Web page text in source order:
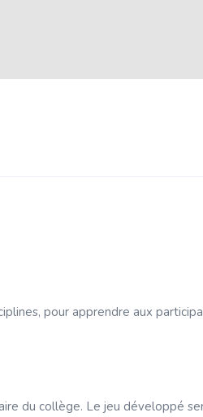
pour apprendre aux
du collège. Le jeu développé